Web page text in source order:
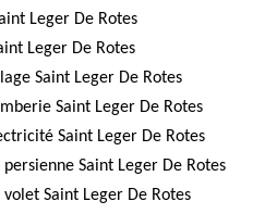
Leger De Rotes
Leger De Rotes
Saint Leger De Rotes
Saint Leger De Rotes
Saint Leger De Rotes
Saint Leger De Rotes
Saint Leger De Rotes